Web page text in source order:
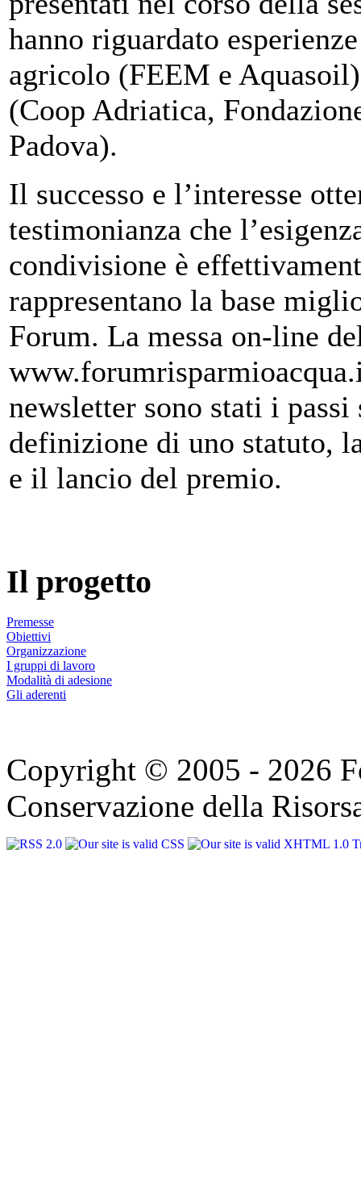
hanno riguardato
agricolo (FEEM e
(Coop Adriatica,
Padova).
Il successo e l’interesse
testimonianza che
condivisione è
rappresentano la base
Forum. La messa on-line
newsletter sono stati i
definizione di uno statuto,
e il lancio del premio.
Il progetto
Premesse
Obiettivi
Organizzazione
I gruppi di lavoro
Modalità di adesione
Gli aderenti
Copyright © 2005 - 2026
Conservazione della